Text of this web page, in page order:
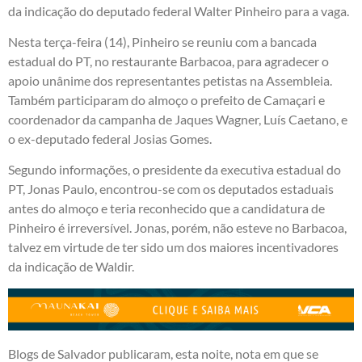
da indicação do deputado federal Walter Pinheiro para a vaga.
Nesta terça-feira (14), Pinheiro se reuniu com a bancada
estadual do PT, no restaurante Barbacoa, para agradecer o
apoio unânime dos representantes petistas na Assembleia.
Também participaram do almoço o prefeito de Camaçari e
coordenador da campanha de Jaques Wagner, Luís Caetano, e
o ex-deputado federal Josias Gomes.
Segundo informações, o presidente da executiva estadual do
PT, Jonas Paulo, encontrou-se com os deputados estaduais
antes do almoço e teria reconhecido que a candidatura de
Pinheiro é irreversível. Jonas, porém, não esteve no Barbacoa,
talvez em virtude de ter sido um dos maiores incentivadores
da indicação de Waldir.
Blogs de Salvador publicaram, esta noite, nota em que se